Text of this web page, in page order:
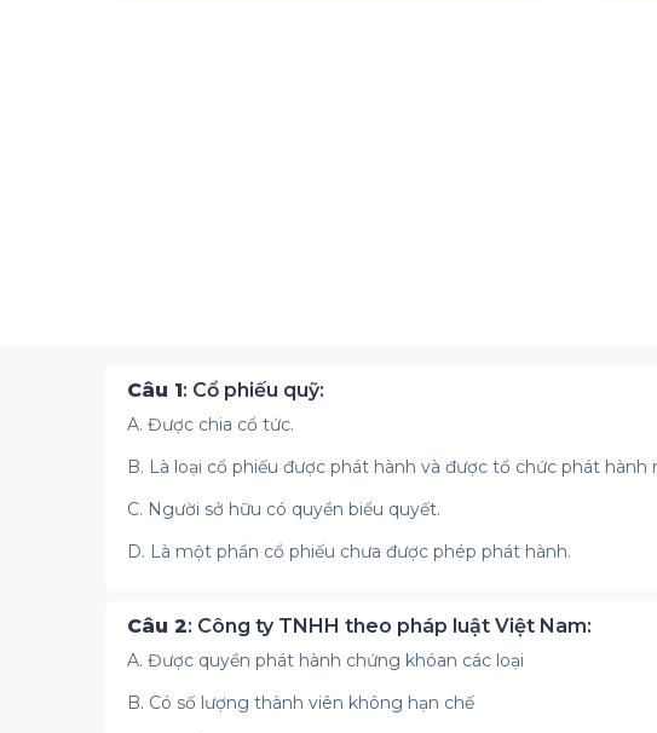
Câu 1: Cổ phiếu quỹ:
A. Được chia cổ tức.
B. Là loại cổ phiếu được phát hành và được tổ chức phát
C. Người sở hữu có quyền biểu quyết.
D. Là một phần cổ phiếu chưa được phép phát hành.
Câu 2: Công ty TNHH theo pháp luật Việt Nam:
A. Được quyền phát hành chứng khóan các loại
B. Có số lượng thành viên không hạn chế